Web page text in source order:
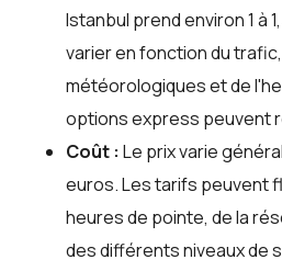
Istanbul prend environ 1 à
varier en fonction du
météorologiques et de
options express peuvent
Coût : Le prix varie
euros. Les tarifs peuvent
heures de pointe, de la
des différents niveaux de